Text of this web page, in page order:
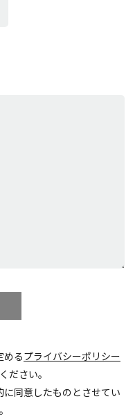
めるプライバシーポリシー
ださい。
に同意したものとさせてい